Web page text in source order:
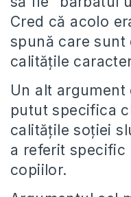
Cred că acolo
spună care sunt
calităţile
Un alt
putut specifica
calităţile soţiei
a referit specific
copiilor.